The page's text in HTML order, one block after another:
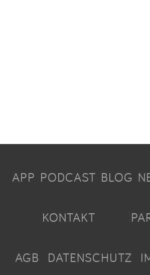
APP PODCAST BLOG
KONTAKT
AGB DATENSCHUTZ